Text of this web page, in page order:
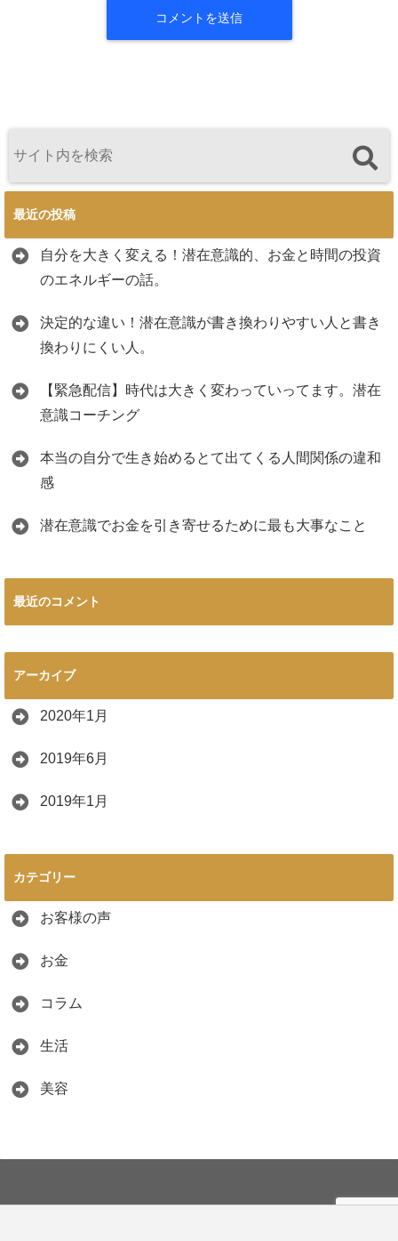
最近の投稿
自分を大きく変える！潜在意識的、お金と時間の投資
のエネルギーの話。
決定的な違い！潜在意識が書き換わりやすい人と書き
換わりにくい人。
【緊急配信】時代は大きく変わっていってます。潜在
意識コーチング
本当の自分で生き始めるとて出てくる人間関係の違和
感
潜在意識でお金を引き寄せるために最も大事なこと
最近のコメント
アーカイブ
2020年1月
2019年6月
2019年1月
カテゴリー
お客様の声
お金
コラム
生活
美容